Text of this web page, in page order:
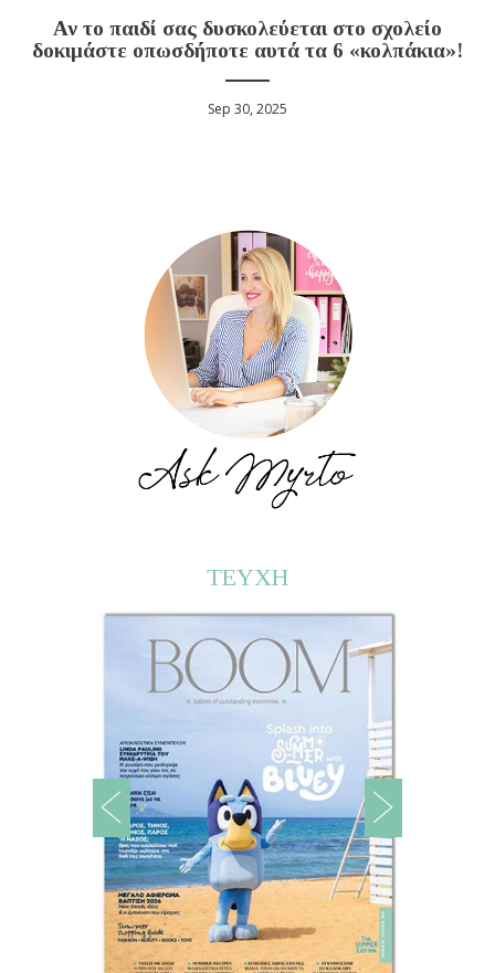
Αν το παιδί σας δυσκολεύεται στο σχολείο
δοκιμάστε οπωσδήποτε αυτά τα 6 «κολπάκια»!
Sep 30, 2025
ΤΕΥΧΗ